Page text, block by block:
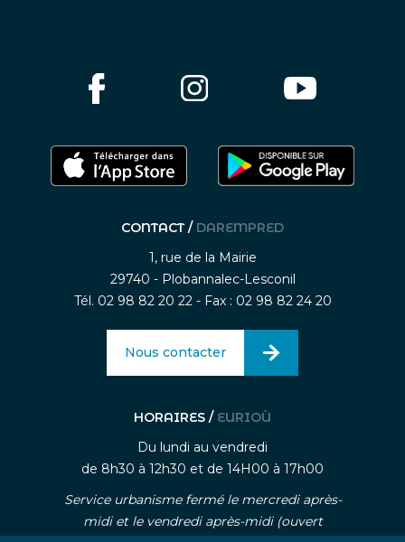
CONTACT / DAREMPRED
1, rue de la Mairie
29740 - Plobannalec-Lesconil
Tél. 02 98 82 20 22 - Fax : 02 98 82 24 20
Nous contacter
HORAIRES / EURIOÙ
Du lundi au vendredi
de 8h30 à 12h30 et de 14H00 à 17h00
Service urbanisme fermé le mercredi après-
midi et le vendredi après-midi (ouvert